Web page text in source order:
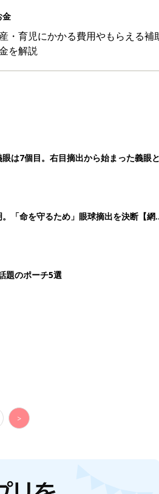
「命を守るため」眼球摘出を決断【網膜
題のポーチ5選
>